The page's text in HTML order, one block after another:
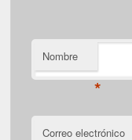
Nombre
*
Correo electrónico